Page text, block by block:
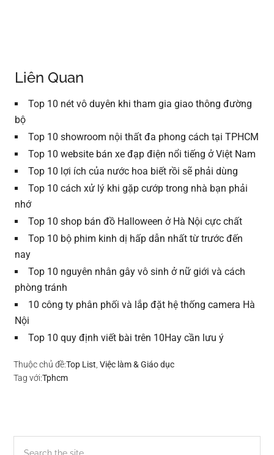
Liên Quan
Top 10 nét vô duyên khi tham gia giao thông đường
bộ
Top 10 showroom nội thất đa phong cách tại TPHCM
Top 10 website bán xe đạp điện nổi tiếng ở Việt Nam
Top 10 lợi ích của nước hoa biết rồi sẽ phải dùng
Top 10 cách xử lý khi gặp cướp trong nhà bạn phải
nhớ
Top 10 shop bán đồ Halloween ở Hà Nội cực chất
Top 10 bộ phim kinh dị hấp dẫn nhất từ trước đến
nay
Top 10 nguyên nhân gây vô sinh ở nữ giới và cách
phòng tránh
10 công ty phân phối và lắp đặt hệ thống camera Hà
Nội
Top 10 quy định viết bài trên 10Hay cần lưu ý
Thuộc chủ đề:Top List ,Việc làm & Giáo dục
Tag với:Tphcm
Sidebar